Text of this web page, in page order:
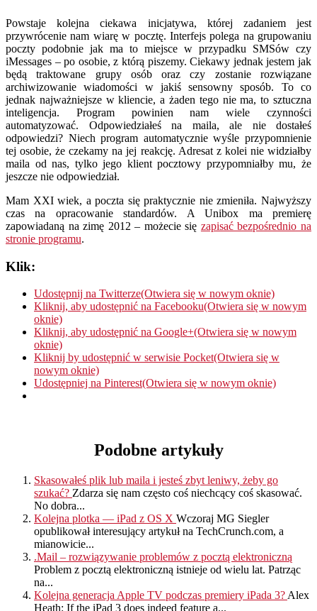
Powstaje kolejna ciekawa inicjatywa, której zadaniem jest
przywrócenie nam wiarę w pocztę. Interfejs polega na grupowaniu
poczty podobnie jak ma to miejsce w przypadku SMSów czy
iMessages – po osobie, z którą piszemy. Ciekawy jednak jestem jak
będą traktowane grupy osób oraz czy zostanie rozwiązane
archiwizowanie wiadomości w jakiś sensowny sposób. To co
jednak najważniejsze w kliencie, a żaden tego nie ma, to sztuczna
inteligencja. Program powinien nam wiele czynności
automatyzować. Odpowiedziałeś na maila, ale nie dostałeś
odpowiedzi? Niech program automatycznie wyśle przypomnienie
tej osobie, że czekamy na jej reakcję. Adresat z kolei nie widziałby
maila od nas, tylko jego klient pocztowy przypomniałby mu, że
jeszcze nie odpowiedział.
Mam XXI wiek, a poczta się praktycznie nie zmieniła. Najwyższy
czas na opracowanie standardów. A Unibox ma premierę
zapowiadaną na zimę 2012 – możecie się zapisać bezpośrednio na
stronie programu.
Klik:
Udostępnij na Twitterze(Otwiera się w nowym oknie)
Kliknij, aby udostępnić na Facebooku(Otwiera się w nowym
oknie)
Kliknij, aby udostępnić na Google+(Otwiera się w nowym
oknie)
Kliknij by udostępnić w serwisie Pocket(Otwiera się w
nowym oknie)
Udostępniej na Pinterest(Otwiera się w nowym oknie)
Podobne artykuły
Skasowałeś plik lub maila i jesteś zbyt leniwy, żeby go
szukać? Zdarza się nam często coś niechcący coś skasować.
No dobra...
Kolejna plotka — iPad z OS X Wczoraj MG Siegler
opublikował interesujący artykuł na TechCrunch.com, a
mianowicie...
.Mail – rozwiązywanie problemów z pocztą elektroniczną
Problem z pocztą elektroniczną istnieje od wielu lat. Patrząc
na...
Kolejna generacja Apple TV podczas premiery iPada 3? Alex
Heath: If the iPad 3 does indeed feature a...